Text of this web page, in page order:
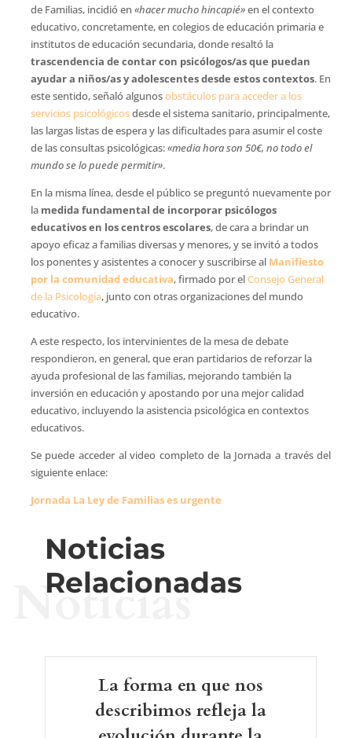
de Familias, incidió en «hacer mucho hincapié»en el contexto
educativo, concretamente, en colegios de educación primaria e
institutos de educación secundaria, donde resaltó la
trascendencia de contar con psicólogos/as que puedan
ayudar a niños/as y adolescentes desde estos contextos. En
este sentido, señaló algunosobstáculos para acceder a los
servicios psicológicosdesde el sistema sanitario, principalmente,
las largas listas de espera y las dificultades para asumir el coste
de las consultas psicológicas:«media hora son 50€, no todo el
mundo se lo puede permitir».
En la misma línea, desde el público se preguntó nuevamente por
la medida fundamental de incorporar psicólogos
educativos en los centros escolares, de cara a brindar un
apoyo eficaz a familias diversas y menores, y se invitó a todos
los ponentes y asistentes a conocer y suscribirse al Manifiesto
por la comunidad educativa, firmado por elConsejo General
de la Psicología, junto con otras organizaciones del mundo
educativo.
A este respecto, los intervinientes de la mesa de debate
respondieron, en general, que eran partidarios de reforzar la
ayuda profesional de las familias, mejorando también la
inversión en educación y apostando por una mejor calidad
educativo, incluyendo la asistencia psicológica en contextos
educativos.
Se puede acceder al video completo de la Jornada a través del
siguiente enlace:
Jornada La Ley de Familias es urgente
Noticias
Relacionadas
Noticias
La forma en que nos
describimos refleja la